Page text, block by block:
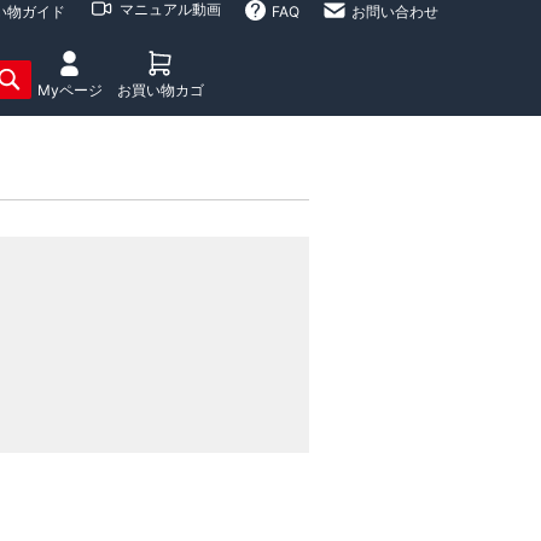
物ガイド マニュアル動画 FAQ
お問い合わせ
Myページ お買い物カゴ